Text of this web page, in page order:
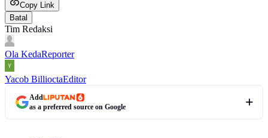
Copy Link
Batal
Tim Redaksi
Ola KedaReporter
Yacob BillioctaEditor
Add
as a preferred source on Google